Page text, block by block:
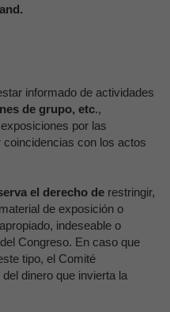
informado de actividades
de grupo, etc.,
por las
con los actos
el derecho de restringir,
de exposición o
indeseable o
Congreso. En caso que
tipo, el Comité
dinero que invierta la